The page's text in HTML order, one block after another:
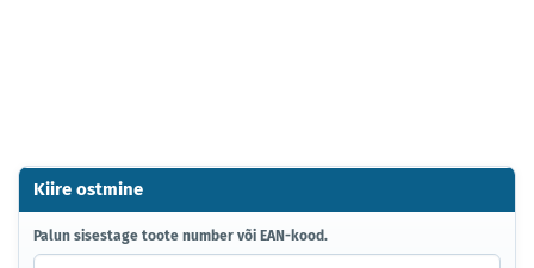
Kiire ostmine
PALUN
SISESTAGE
Palun sisestage toote number või EAN-kood.